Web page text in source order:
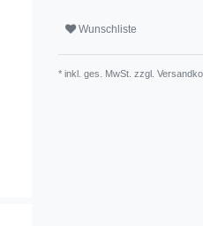
Wunschliste
* inkl. ges. MwSt. zzgl.